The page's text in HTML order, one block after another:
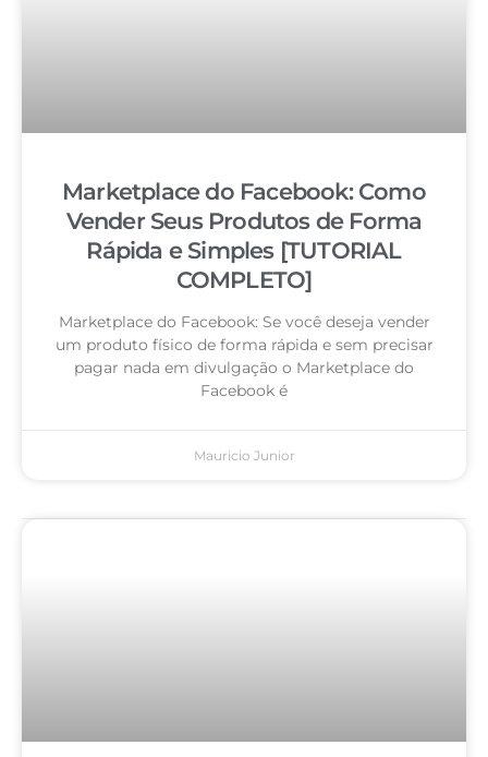
Marketplace do Facebook: Como
Vender Seus Produtos de Forma
Rápida e Simples [TUTORIAL
COMPLETO]
Marketplace do Facebook: Se você deseja vender
um produto físico de forma rápida e sem precisar
pagar nada em divulgação o Marketplace do
Facebook é
Mauricio Junior